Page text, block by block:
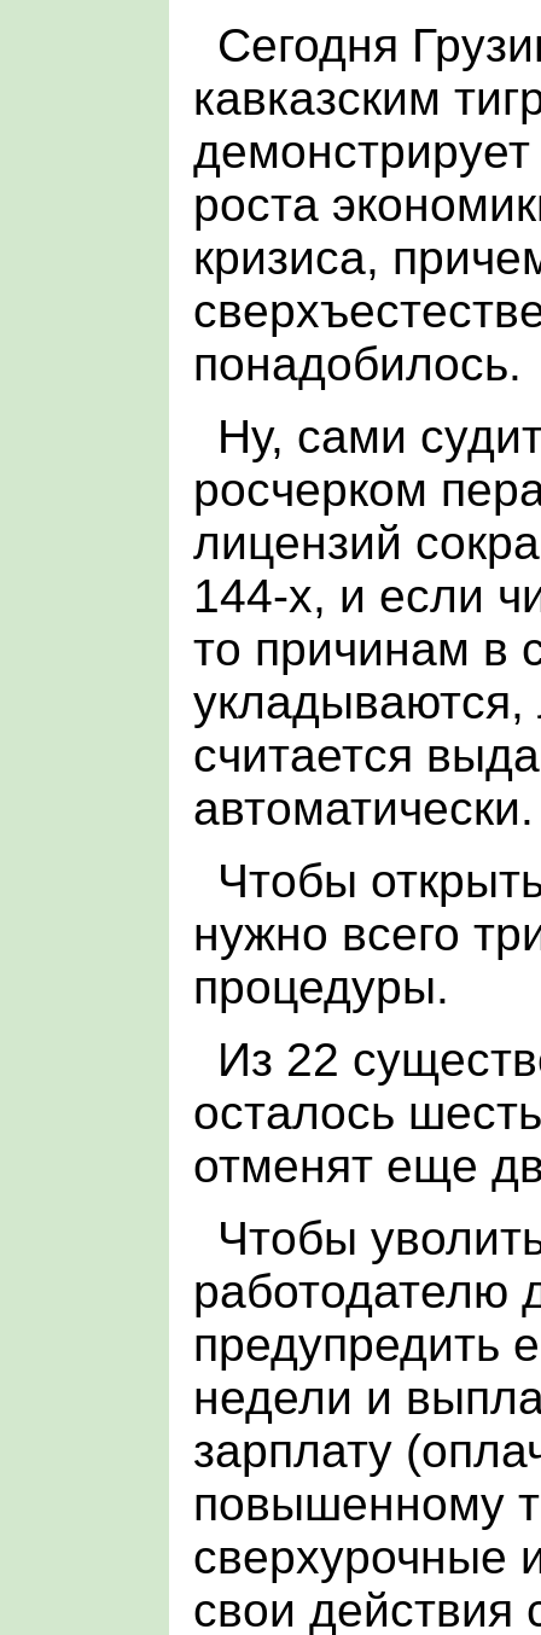
Сегодня
кавказским
роста
кризиса,
понадобилось.
Ну, сами
росчерком
лицензий
144-х, и если
то причинам в
укладываются,
считается
автоматически.
Чтобы
нужно всего
процедуры.
Из 22
осталось
отменят еще
Чтобы
работодателю
предупредить
недели и
зарплату
повышенному
сверхурочные
свои